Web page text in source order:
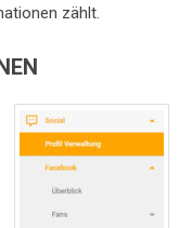
zählt.